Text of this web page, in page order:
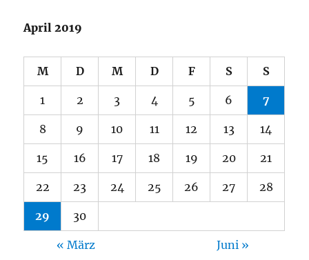
April 2019
M D M D F S S
1 2 3 4 5 6 7
8 9 10 11 12 13 14
15 16 17 18 19 20 21
22 23 24 25 26 27 28
29 30
« März Juni »